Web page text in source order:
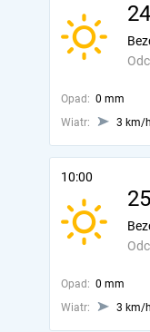
Opad: 0 mm
Wiatr:
3 km/h
10:00
Opad: 0 mm
Wiatr:
3 km/h